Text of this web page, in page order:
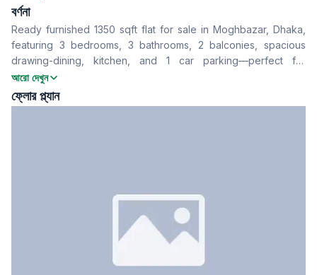
বাথরুম
বসার রুম
Yes
Drawing Room
Yes
খাবার রুম
Yes
ফ্লোর টাইপ
Tiled
বর্ণনা
Ready furnished 1350 sqft flat for sale in Moghbazar, Dhaka,
featuring 3 bedrooms, 3 bathrooms, 2 balconies, spacious
drawing-dining, kitchen, and 1 car parking—perfect for
comfortable family living.
আরো দেখুন
ফ্লোর প্ল্যান